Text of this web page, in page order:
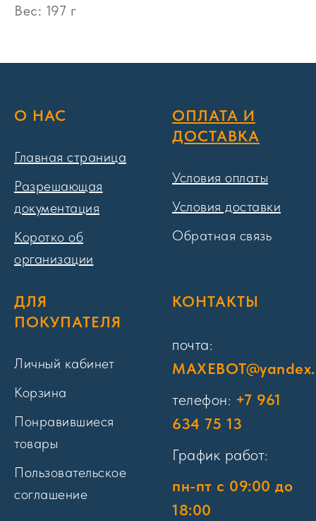
Вес: 197 г
О НАС
Главная страница
Разрешающая
документация
Коротко об
организации
ОПЛАТА И
ДОСТАВКА
Условия оплаты
Условия доставки
Обратная связь
ДЛЯ
ПОКУПАТЕЛЯ
Личный кабинет
Корзина
Понравившиеся
товары
Пользовательское
соглашение
КОНТАКТЫ
почта:
телефон: +7 961
634 75 13
График работ:
пн-пт с 09:00 до
18:00